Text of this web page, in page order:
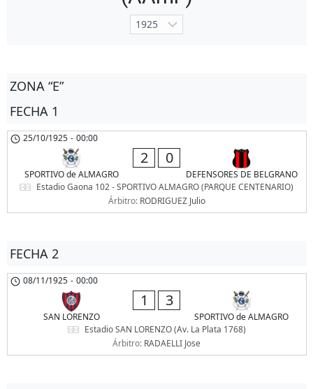
ZONA “E”
FECHA 1
25/10/1925 - 00:00
SPORTIVO de ALMAGRO
2 0
DEFENSORES DE BELGRANO
Estadio Gaona 102 - SPORTIVO ALMAGRO (PARQUE CENTENARIO)
Árbitro: RODRIGUEZ Julio
FECHA 2
08/11/1925 - 00:00
SAN LORENZO
1 3
SPORTIVO de ALMAGRO
Estadio SAN LORENZO (Av. La Plata 1768)
Árbitro: RADAELLI Jose